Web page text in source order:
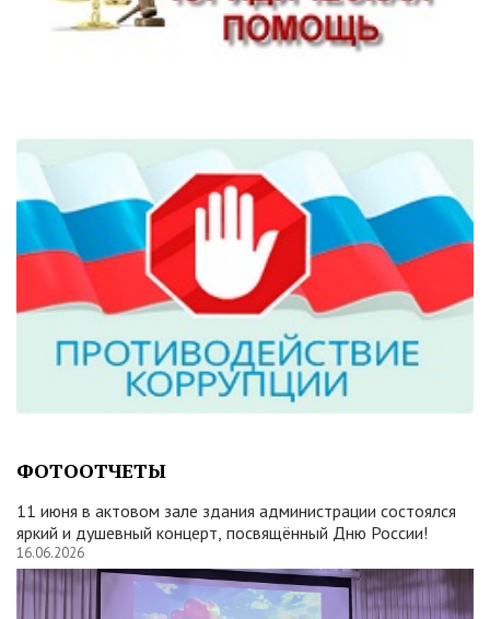
ФОТООТЧЕТЫ
11 июня в актовом зале здания администрации состоялся
яркий и душевный концерт, посвящённый Дню России!
16.06.2026